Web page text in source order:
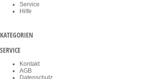
Service
Hilfe
KATEGORIEN
SERVICE
Kontakt
AGB
Datenschutz